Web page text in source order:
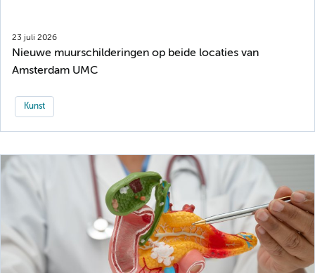
23 juli 2026
Nieuwe muurschilderingen op beide locaties van
Amsterdam UMC
Kunst